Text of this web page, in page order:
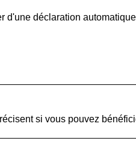
d'une déclaration
si vous pouvez